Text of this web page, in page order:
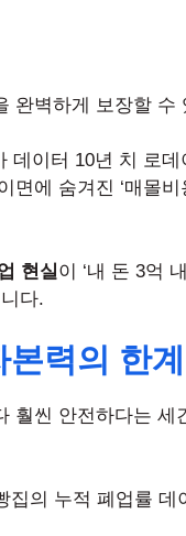
완벽하게 보장할 수
데이터 10년 치 로
면에 숨겨진 ‘매몰
현실이 ‘내 돈 3억
다.
력의 한계
훨씬 안전하다는 세
의 누적 폐업률